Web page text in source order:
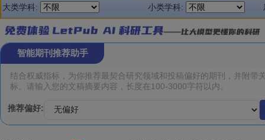
大类学科:
小类学科:
智能期刊推荐助手
推荐偏好: